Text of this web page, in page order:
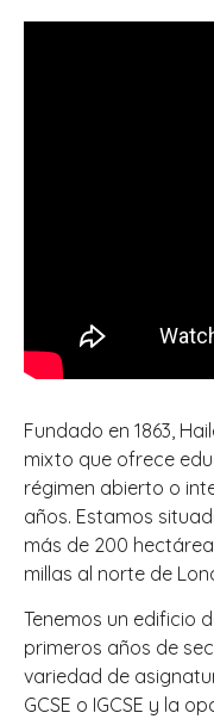
Fundado en 1863,
mixto que ofrece
régimen abierto o
años. Estamos
más de 200
millas al norte de
Tenemos un edificio
primeros años de
variedad de
GCSE o IGCSE y la